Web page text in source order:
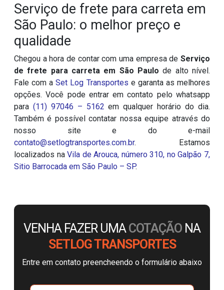
Serviço de frete para carreta em
São Paulo: o melhor preço e
qualidade
Chegou a hora de contar com uma empresa de Serviço
de frete para carreta em São Paulo de alto nível.
Fale com aSet Log Transportes e garanta as melhores
opções. Você pode entrar em contato pelo whatsapp
para (11) 97046 – 5162 em qualquer horário do dia.
Também é possível contatar nossa equipe através do
nosso site e do e-mail
contato@setlogtransportes.com.br. Estamos
localizados naVila de Arouca, número 310, no Galpão 7,
Sitio Barrocada em São Paulo – SP.
VENHA FAZER UMACOTAÇÃO NA
SETLOG TRANSPORTES
Entre em contato preencheendo o formulário abaixo